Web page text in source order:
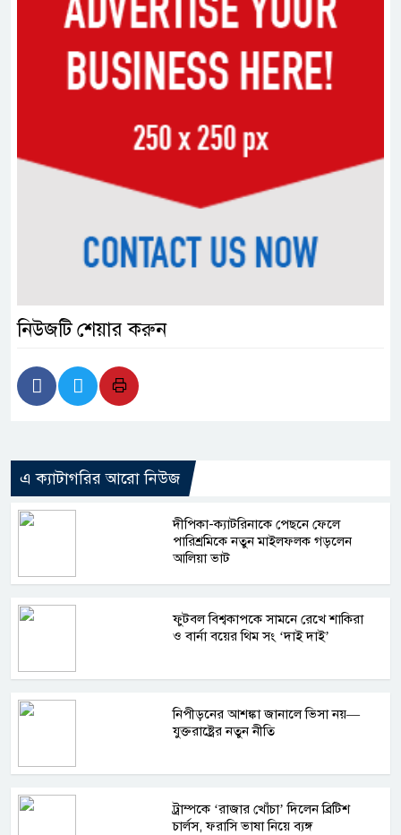
নিউজটি শেয়ার করুন
এ ক্যাটাগরির আরো নিউজ
দীপিকা-ক্যাটরিনাকে পেছনে ফেলে
পারিশ্রমিকে নতুন মাইলফলক গড়লেন
আলিয়া ভাট
ফুটবল বিশ্বকাপকে সামনে রেখে শাকিরা
ও বার্না বয়ের থিম সং ‘দাই দাই’
নিপীড়নের আশঙ্কা জানালে ভিসা নয়—
যুক্তরাষ্ট্রের নতুন নীতি
ট্রাম্পকে ‘রাজার খোঁচা’ দিলেন ব্রিটিশ
চার্লস, ফরাসি ভাষা নিয়ে ব্যঙ্গ